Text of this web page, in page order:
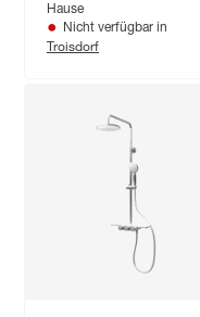
Hause
Nicht verfügbar in
Troisdorf